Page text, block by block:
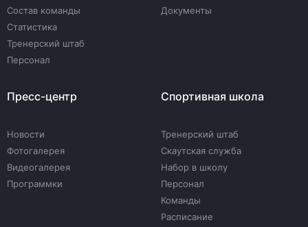
Состав команды
Статистика
Тренерский штаб
Персонал
Документы
Пресс-центр
Новости
Фотогалерея
Видеогалерея
Программки
Спортивная школа
Тренерский штаб
Скаутская служба
Набор в школу
Персонал
Команды
Расписание